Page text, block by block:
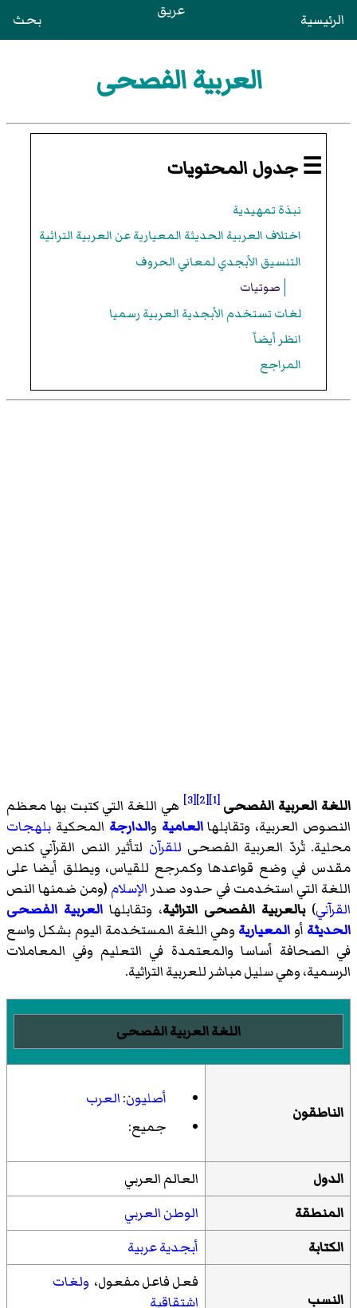
الرئيسية عريق بحث
العربية الفصحى
☰ جدول المحتويات
نبذة تمهيدية
اختلاف العربية الحديثة المعيارية عن العربية التراثية
التنسيق الأبجدي لمعاني الحروف
صوتيات
لغات تستخدم الأبجدية العربية رسميا
انظر أيضاً
المراجع
اللغة العربية الفصحى [1]
[2]
[3]
هي اللغة التي كتبت بها معظم
النصوص العربية، وتقابلهاالعامية والدارجة المحكية بلهجات
محلية. تُردّ العربية الفصحى للقرآن لتأثير النص القرآني كنص
مقدس في وضع قواعدها وكمرجع للقياس، ويطلق أيضا على
اللغة التي استخدمت في حدود صدر الإسلام (ومن ضمنها النص
القرآني)بالعربية الفصحى التراثية، وتقابلها العربية الفصحى
الحديثة أو المعيارية وهي اللغة المستخدمة اليوم بشكل واسع
في الصحافة أساسا والمعتمدة في التعليم وفي المعاملات
الرسمية، وهي سليل مباشر للعربية التراثية.
اللغة العربية الفصحى
الناطقون
أصليون:العرب
جميع:
الدول
العالم العربي
المنطقة
الوطن العربي
الكتابة
أبجدية عربية
النسب
فعل فاعل مفعول، ولغات
اشتقاقية